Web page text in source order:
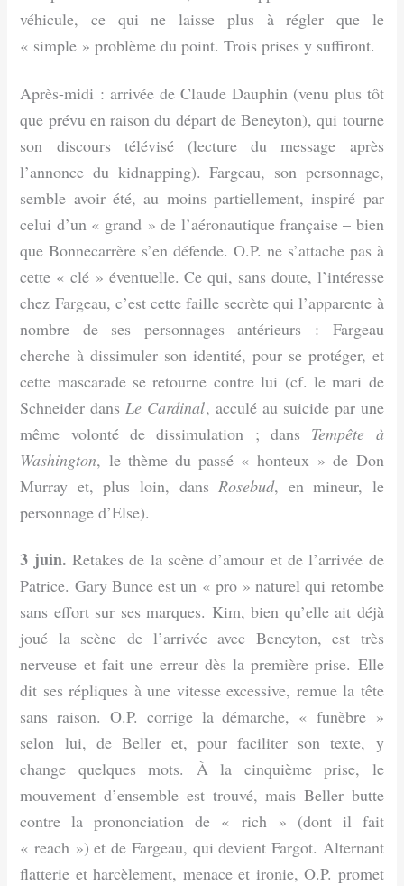
véhicule, ce qui ne laisse plus à régler que le
« simple » problème du point. Trois prises y suffiront.
Après-midi : arrivée de Claude Dauphin (venu plus tôt
que prévu en raison du départ de Beneyton), qui tourne
son discours télévisé (lecture du message après
l’annonce du kidnapping). Fargeau, son personnage,
semble avoir été, au moins partiellement, inspiré par
celui d’un « grand » de l’aéronautique française – bien
que Bonnecarrère s’en défende. O.P. ne s’attache pas à
cette « clé » éventuelle. Ce qui, sans doute, l’intéresse
chez Fargeau, c’est cette faille secrète qui l’apparente à
nombre de ses personnages antérieurs : Fargeau
cherche à dissimuler son identité, pour se protéger, et
cette mascarade se retourne contre lui (cf. le mari de
Schneider dans Le Cardinal, acculé au suicide par une
même volonté de dissimulation ; dans Tempête à
Washington, le thème du passé « honteux » de Don
Murray et, plus loin, dans Rosebud, en mineur, le
personnage d’Else).
3 juin. Retakes de la scène d’amour et de l’arrivée de
Patrice. Gary Bunce est un « pro » naturel qui retombe
sans effort sur ses marques. Kim, bien qu’elle ait déjà
joué la scène de l’arrivée avec Beneyton, est très
nerveuse et fait une erreur dès la première prise. Elle
dit ses répliques à une vitesse excessive, remue la tête
sans raison. O.P. corrige la démarche, « funèbre »
selon lui, de Beller et, pour faciliter son texte, y
change quelques mots. À la cinquième prise, le
mouvement d’ensemble est trouvé, mais Beller butte
contre la prononciation de « rich » (dont il fait
« reach ») et de Fargeau, qui devient Fargot. Alternant
flatterie et harcèlement, menace et ironie, O.P. promet